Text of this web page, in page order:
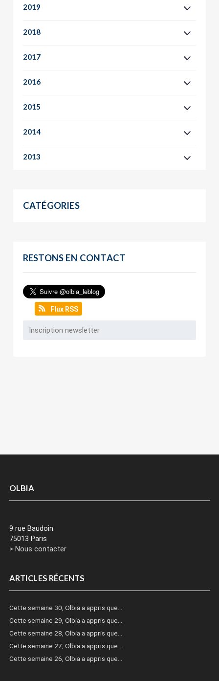
2019
2018
2017
2016
2015
2014
2013
CATÉGORIES
RESTONS EN CONTACT
Flux RSS
OLBIA
9 rue Baudoin
75013 Paris
> Nous contacter
ARTICLES RÉCENTS
Cette semaine 30, Olbia a appris que…
Cette semaine 29, Olbia a appris que…
Cette semaine 28, Olbia a appris que…
Cette semaine 27, Olbia a appris que…
Cette semaine 26, Olbia a appris que…